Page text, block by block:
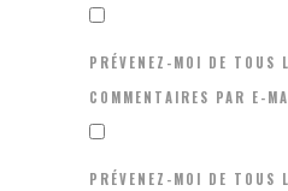
PRÉVENEZ-MOI DE TOUS
COMMENTAIRES PAR E-
PRÉVENEZ-MOI DE TOUS